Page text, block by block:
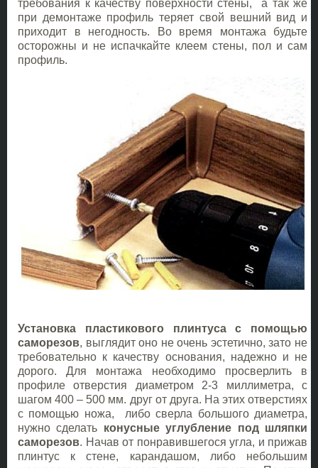
требования к качеству поверхности стены, а так же
при демонтаже профиль теряет свой вешний вид и
приходит в негодность. Во время монтажа будьте
осторожны и не испачкайте клеем стены, пол и сам
профиль.
Установка пластикового плинтуса с помощью
саморезов, выглядит оно не очень эстетично, зато не
требовательно к качеству основания, надежно и не
дорого. Для монтажа необходимо просверлить в
профиле отверстия диаметром 2-3 миллиметра, с
шагом 400 – 500 мм. друг от друга. На этих отверстиях
с помощью ножа, либо сверла большого диаметра,
нужно сделать конусные углубление под шляпки
саморезов. Начав от понравившегося угла, и прижав
плинтус к стене, карандашом, либо небольшим